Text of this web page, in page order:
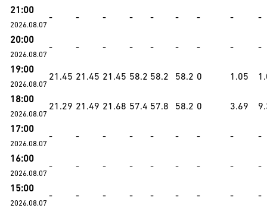
21:00
2026.08.07
- - - - - - - - -
20:00
2026.08.07
- - - - - - - - -
19:00
2026.08.07
21.45 21.45 21.45 58.2 58.2 58.2 0 1.05
18:00
2026.08.07
21.29 21.49 21.68 57.4 57.8 58.2 0 3.69
17:00
2026.08.07
- - - - - - - - -
16:00
2026.08.07
- - - - - - - - -
15:00
2026.08.07
- - - - - - - - -